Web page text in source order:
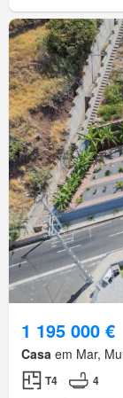
1 195 000 €
Casa em Mar,
T4 4